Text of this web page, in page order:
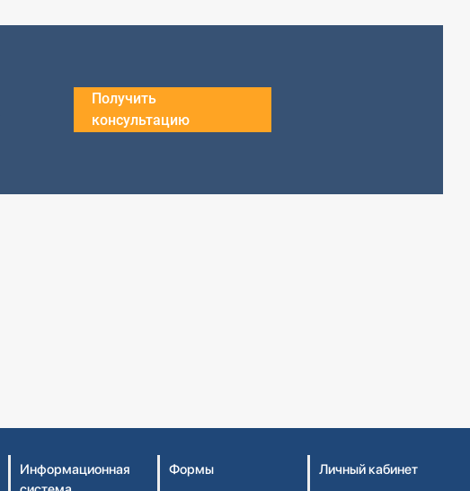
Получить
консультацию
Информационная
Формы
Личный кабинет